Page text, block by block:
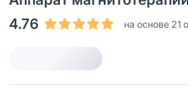
4.76
на основе 21